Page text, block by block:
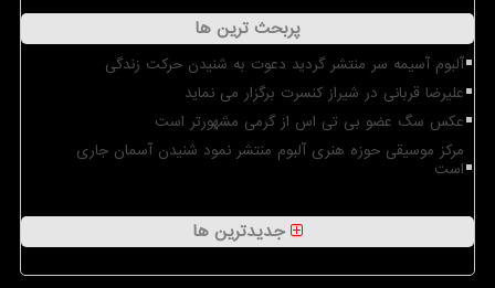
پربحث ترین ها
آلبوم آسیمه سر منتشر گردید دعوت به شنیدن حرکت زندگی
علیرضا قربانی در شیراز کنسرت برگزار می نماید
عکس سگ عضو بی تی اس از گرمی مشهورتر است
مرکز موسیقی حوزه هنری آلبوم منتشر نمود شنیدن آسمان جاری
است
جدیدترین ها